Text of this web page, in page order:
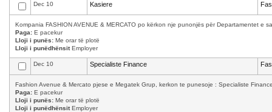
Dec 10 Kasiere
Kompania FASHION AVENUE & MERCATO po kërkon nje punonjës për Departamentet e
Paga: E pacekur
Lloji i punës: Me orar të plotë
Lloji i punëdhënsitEmployer
Dec 10 Specialiste Finance
Fashion Avenue & Mercato pjese e Megatek Grup, kerkon te punesoje : Specialiste
Paga: E pacekur
Lloji i punës: Me orar të plotë
Lloji i punëdhënsitEmployer